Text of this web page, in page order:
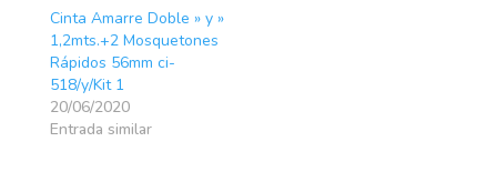
Cinta Amarre Doble » y »
1,2mts.+2 Mosquetones
Rápidos 56mm ci-
518/y/Kit 1
20/06/2020
Entrada similar